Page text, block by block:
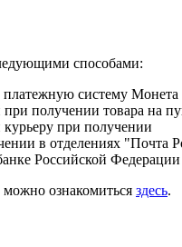
способами:
платежную систему Монета
получении товара на
при получении
в отделениях "Почта
Российской Федерации
можно ознакомиться здесь.